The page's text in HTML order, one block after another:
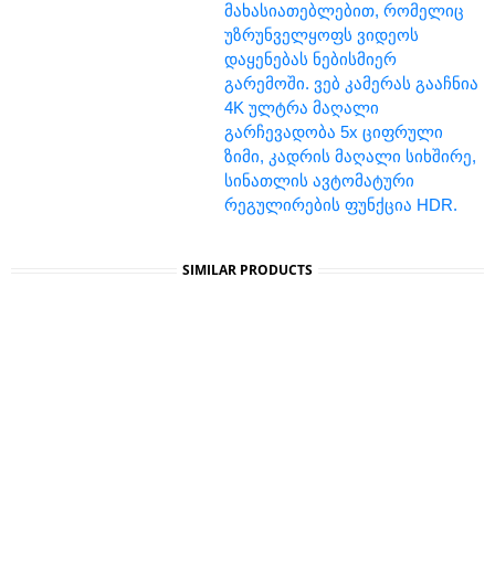
მახასიათებლებით, რომელიც
უზრუნველყოფს ვიდეოს
დაყენებას ნებისმიერ
გარემოში. ვებ კამერას გააჩნია
4K ულტრა მაღალი
გარჩევადობა 5x ციფრული
ზიმი, კადრის მაღალი სიხშირე,
სინათლის ავტომატური
რეგულირების ფუნქცია HDR.
SIMILAR PRODUCTS